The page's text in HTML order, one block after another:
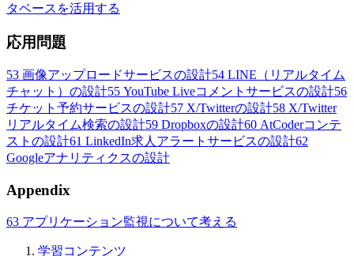
タベースを活用する
応用問題
53 画像アップロードサービスの設計54 LINE（リアルタイム
チャット）の設計55 YouTube Liveコメントサービスの設計56
チケット予約サービスの設計57 X/Twitterの設計58 X/Twitter
リアルタイム検索の設計59 Dropboxの設計60 AtCoderコンテ
ストの設計61 LinkedIn求人アラートサービスの設計62
Googleアナリティクスの設計
Appendix
63 アプリケーション監視について考える
学習コンテンツ